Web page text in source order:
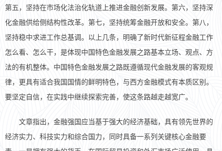
第五，坚持在市场化法治化轨道上推进金融创新发展。第六，坚持深
化金融供给侧结构性改革。第七，坚持统筹金融开放和安全。第八，
坚持稳中求进工作总基调。以上几条，明确了新时代新征程金融工作
怎么看、怎么干，是体现中国特色金融发展之路基本立场、观点、方
法的有机整体。中国特色金融发展之路既遵循现代金融发展的客观规
律，更具有适合我国国情的鲜明特色，与西方金融模式有本质区别。
要坚定自信，在实践中继续探索完善，使这条路越走越宽广。
文章指出，金融强国应当基于强大的经济基础，具有领先世界的
经济实力、科技实力和综合国力，同时具备一系列关键核心金融要